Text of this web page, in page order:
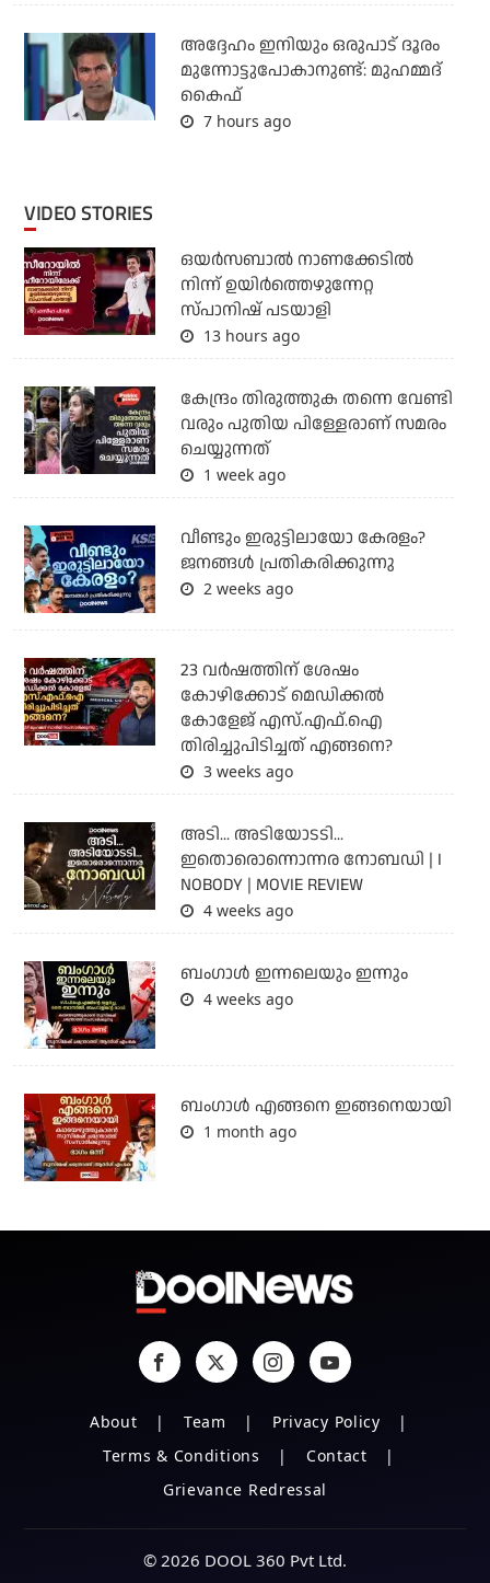
അദ്ദേഹം ഇനിയും ഒരുപാട് ദൂരം
മുന്നോട്ടുപോകാനുണ്ട്: മുഹമ്മദ്
കൈഫ്
7 hours ago
VIDEO STORIES
ഒയര്‍സബാൽ നാണക്കേടിൽ
നിന്ന് ഉയിർത്തെഴുന്നേറ്റ
സ്പാനിഷ് പടയാളി
13 hours ago
കേന്ദ്രം തിരുത്തുക തന്നെ വേണ്ടി
വരും പുതിയ പിള്ളേരാണ് സമരം
ചെയ്യുന്നത്
1 week ago
വീണ്ടും ഇരുട്ടിലായോ കേരളം?
ജനങ്ങൾ പ്രതികരിക്കുന്നു
2 weeks ago
23 വർഷത്തിന് ശേഷം
കോഴിക്കോട് മെഡിക്കൽ
കോളേജ് എസ്.എഫ്.ഐ
തിരിച്ചുപിടിച്ചത് എങ്ങനെ?
3 weeks ago
അടി... അടിയോടടി...
ഇതൊരൊന്നൊന്നര നോബഡി | I
NOBODY | MOVIE REVIEW
4 weeks ago
ബംഗാള്‍ ഇന്നലെയും ഇന്നും
4 weeks ago
ബം​ഗാൾ എങ്ങനെ ഇങ്ങനെയായി
1 month ago
About Team
Privacy Policy
Terms & Conditions
Contact
Grievance Redressal
© 2026 DOOL 360 Pvt Ltd.